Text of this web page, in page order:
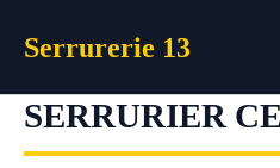
Serrurerie 13
SERRURIER